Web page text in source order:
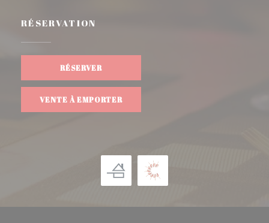
RÉSERVATION
RÉSERVER
VENTE À EMPORTER